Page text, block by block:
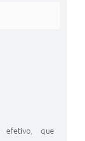
efetivo, que